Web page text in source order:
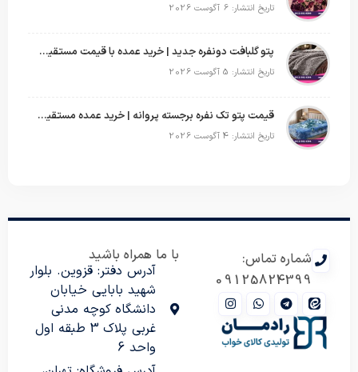
تاریخ انتشار: 6 آگوست 2026
پتو گلبافت دونفره جدید | خرید عمده با قیمت مستقیم و طرح‌های پرفروش بازار
تاریخ انتشار: 5 آگوست 2026
قیمت پتو تک نفره برجسته پروانه | خرید عمده مستقیم با بهترین قیمت بازار
تاریخ انتشار: 4 آگوست 2026
شماره تماس:
09125824399
با ما همراه باشید
آدرس دفتر: قزوین. بلوار
شهید بابایی خیابان
دانشگاه کوچه مدنی
غربی پلاک 3 طبقه اول
واحد 6